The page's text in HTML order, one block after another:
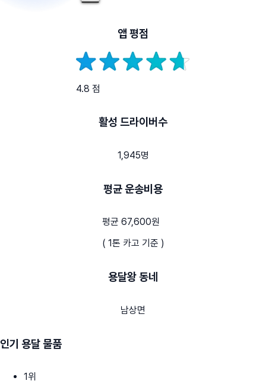
앱 평점
4.8 점
활성 드라이버수
1,945명
평균 운송비용
평균 67,600원
( 1톤 카고 기준 )
용달왕 동네
남상면
인기 용달 물품
1위